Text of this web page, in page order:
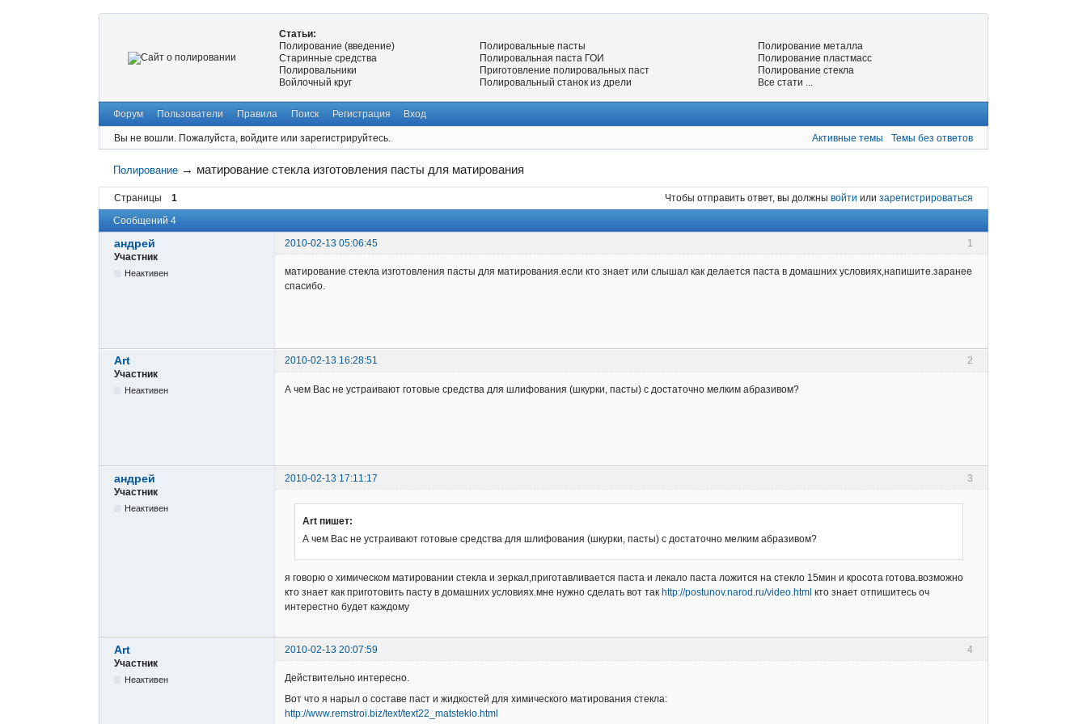
Статьи:
Полирование (введение)
Старинные средства
Полировальники
Войлочный круг
Полировальные пасты
Полировальная паста ГОИ
Приготовление полировальных паст
Полировальный станок из дрели
Полирование металла
Полирование пластмасс
Полирование стекла
Все стати ...
Форум Пользователи Правила Поиск Регистрация Вход
Вы не вошли. Пожалуйста, войдите или зарегистрируйтесь. Активные темы Темы без ответов
Полирование → матирование стекла изготовления пасты для матирования
Страницы 1 Чтобы отправить ответ, вы должны войти или зарегистрироваться
Сообщений 4
1
андрей
2010-02-13 05:06:45
Участник
Неактивен
матирование стекла изготовления пасты для матирования.если кто знает или слышал как делается паста в домашних условиях,напишите.заранее
спасибо.
2
Art
2010-02-13 16:28:51
Участник
Неактивен А чем Вас не устраивают готовые средства для шлифования (шкурки, пасты) с достаточно мелким абразивом?
3
андрей
2010-02-13 17:11:17
Участник
Неактивен
Art пишет:
А чем Вас не устраивают готовые средства для шлифования (шкурки, пасты) с достаточно мелким абразивом?
я говорю о химическом матировании стекла и зеркал,приготавливается паста и лекало паста ложится на стекло 15мин и кросота готова.возможно
кто знает как приготовить пасту в домашних условиях.мне нужно сделать вот так http://postunov.narod.ru/video.html кто знает отпишитесь оч
интерестно будет каждому
4
Art
2010-02-13 20:07:59
Участник
Неактивен
Действительно интересно.
Вот что я нарыл о составе паст и жидкостей для химического матирования стекла:
http://www.remstroi.biz/text/text22_matsteklo.html